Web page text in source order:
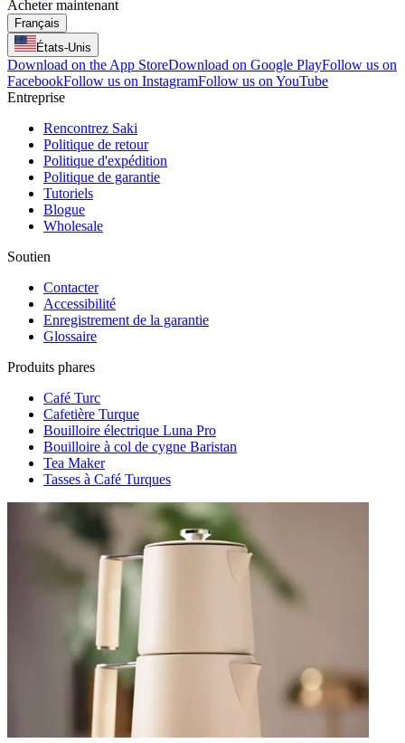
Acheter maintenant
Français
États-Unis
Download on the App StoreDownload on Google PlayFollow us on
FacebookFollow us on InstagramFollow us on YouTube
Entreprise
Rencontrez Saki
Politique de retour
Politique d'expédition
Politique de garantie
Tutoriels
Blogue
Wholesale
Soutien
Contacter
Accessibilité
Enregistrement de la garantie
Glossaire
Produits phares
Café Turc
Cafetière Turque
Bouilloire électrique Luna Pro
Bouilloire à col de cygne Baristan
Tea Maker
Tasses à Café Turques